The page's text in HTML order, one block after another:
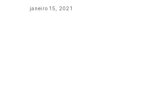
janeiro 15, 2021